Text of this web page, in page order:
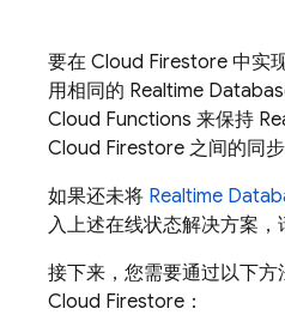
要在 Cloud Firestore 中实
用相同的 Realtime
Cloud Functions 来保持
Cloud Firestore 之间的同步
如果还未将 Realtime
入上述在线状态解决方案，
接下来，您需要通过以下方
Cloud Firestore ：